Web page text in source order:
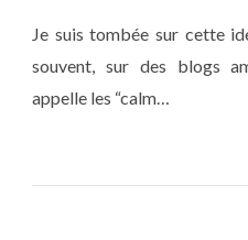
Je suis tombée sur cette
souvent, sur des blogs
appelle les “calm…